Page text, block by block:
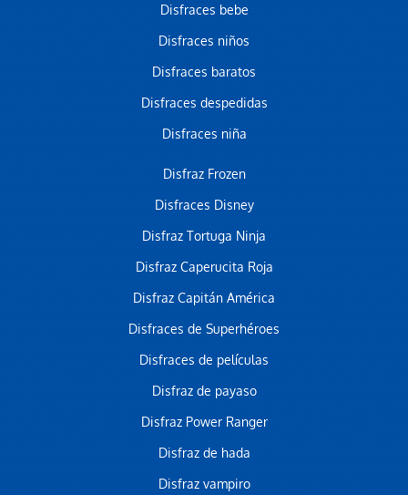
Disfraces bebe
Disfraces niños
Disfraces baratos
Disfraces despedidas
Disfraces niña
Disfraz Frozen
Disfraces Disney
Disfraz Tortuga Ninja
Disfraz Caperucita Roja
Disfraz Capitán América
Disfraces de Superhéroes
Disfraces de películas
Disfraz de payaso
Disfraz Power Ranger
Disfraz de hada
Disfraz vampiro